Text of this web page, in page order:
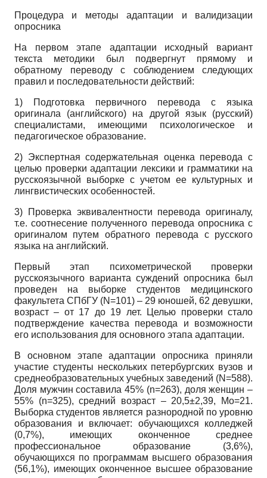
Процедура и методы адаптации и валидизации
опросника
На первом этапе адаптации исходный вариант
текста методики был подвергнут прямому и
обратному переводу с соблюдением следующих
правил и последовательности действий:
1) Подготовка первичного перевода с языка
оригинала (английского) на другой язык (русский)
специалистами, имеющими психологическое и
педагогическое образование.
2) Экспертная содержательная оценка перевода с
целью проверки адаптации лексики и грамматики на
русскоязычной выборке с учетом ее культурных и
лингвистических особенностей.
3) Проверка эквивалентности перевода оригиналу,
т.е. соотнесение полученного перевода опросника с
оригиналом путем обратного перевода с русского
языка на английский.
Первый этап психометрической проверки
русскоязычного варианта суждений опросника был
проведен на выборке студентов медицинского
факультета СПбГУ (N=101) – 29 юношей, 62 девушки,
возраст – от 17 до 19 лет. Целью проверки стало
подтверждение качества перевода и возможности
его использования для основного этапа адаптации.
В основном этапе адаптации опросника приняли
участие студенты нескольких петербургских вузов и
среднеобразовательных учебных заведений (N=588).
Доля мужчин составила 45% (n=263), доля женщин –
55% (n=325), средний возраст – 20,5±2,39, Мо=21.
Выборка студентов является разнородной по уровню
образования и включает: обучающихся колледжей
(0,7%), имеющих оконченное среднее
профессиональное образование (3,6%),
обучающихся по программам высшего образования
(56,1%), имеющих оконченное высшее образование